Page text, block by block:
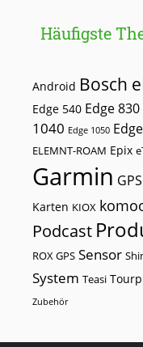
Häufigste
Android Bosch
Edge 540 Edge 830
1040 Edge 1050
ELEMNT-ROAM Epix
Garmin
Karten KIOX
Podcast
ROX GPS Sensor
System Teasi
Zubehör